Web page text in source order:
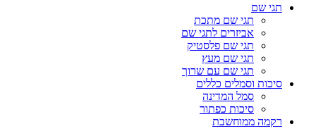
תגי שם
תגי שם מתכת
אביזרים לתגי שם
תגי שם פלסטיק
תגי שם מעץ
תגי שם עם שרוך
סיכות וסמלים כללים
סמל המדינה
סיכות כפתור
רקמה ממוחשבת